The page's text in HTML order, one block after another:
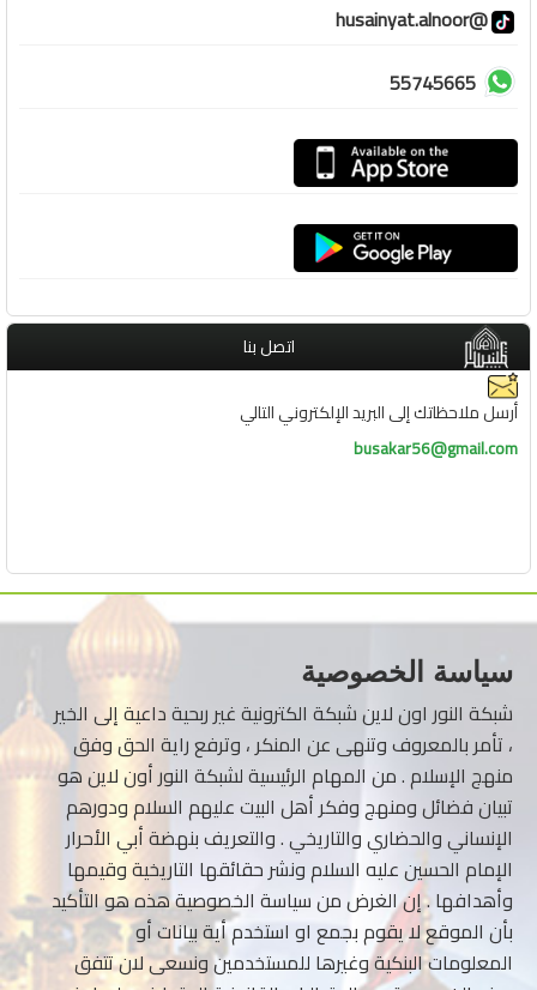
@husainyat.alnoor
55745665
اتصل بنا
أرسل ملاحظاتك إلى البريد الإلكتروني التالي
busakar56@gmail.com
سياسة الخصوصية
شبكة النور اون لاين شبكة الكترونية غير ربحية داعية إلى الخير
، تأمر بالمعروف وتنهى عن المنكر ، وترفع راية الحق وفق
منهج الإسلام . من المهام الرئيسية لشبكة النور أون لاين هو
تبيان فضائل ومنهج وفكر أهل البيت عليهم السلام ودورهم
الإنساني والحضاري والتاريخي . والتعريف بنهضة أبي الأحرار
الإمام الحسين عليه السلام ونشر حقائقها التاريخية وقيمها
وأهدافها . إن الغرض من سياسة الخصوصية هذه هو التأكيد
بأن الموقع لا يقوم بجمع او استخدم أية بيانات أو
المعلومات البنكية وغيرها للمستخدمين ونسعى لان تتفق